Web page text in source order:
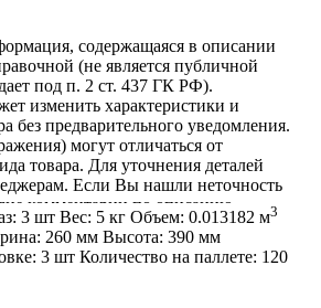
содержащаяся в описании
(не является публичной
под п. 2 ст. 437 ГК РФ).
изменить характеристики и
без предварительного уведомления.
могут отличаться от
товара. Для уточнения деталей
Если Вы нашли неточность
комментарии по описанию
нам об этом на почту:
3 шт Вес: 5 кг Объем: 0.013182 м3
260 мм Высота: 390 мм
3 шт Количество на паллете: 120